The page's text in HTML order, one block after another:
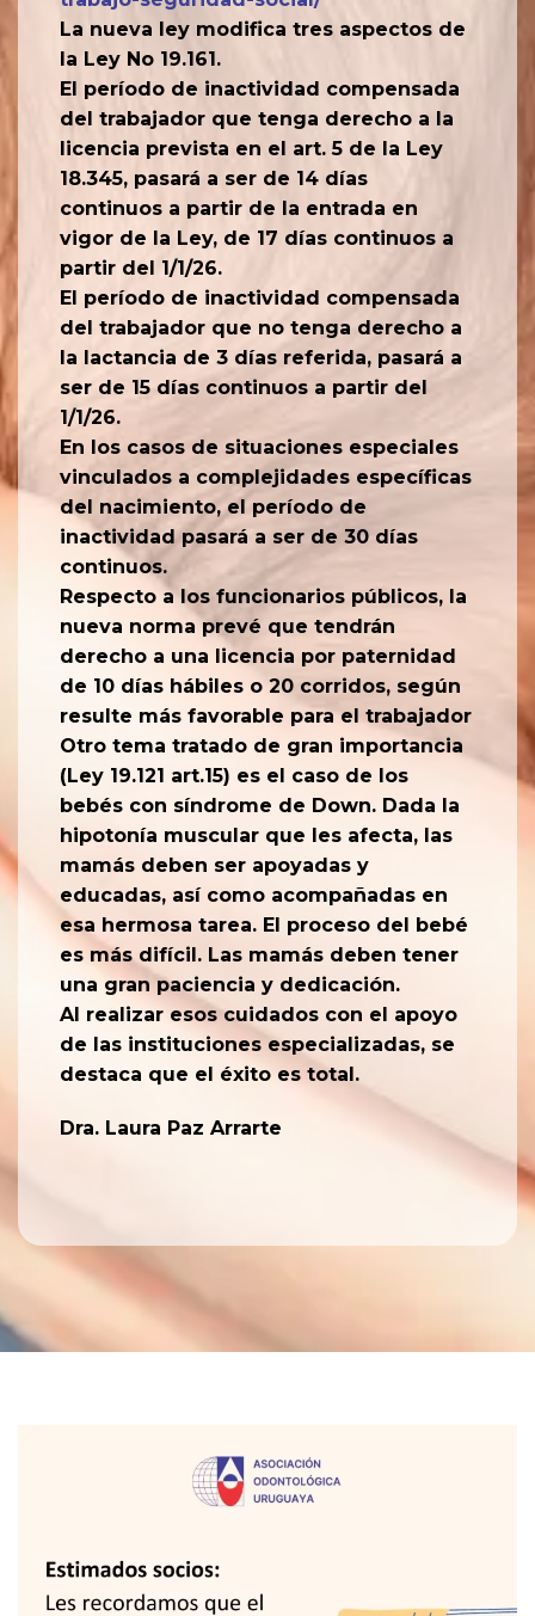
La nueva ley modifica tres aspectos de
la Ley No 19.161.
El período de inactividad compensada
del trabajador que tenga derecho a la
licencia prevista en el art. 5 de la Ley
18.345, pasará a ser de 14 días
continuos a partir de la entrada en
vigor de la Ley, de 17 días continuos a
partir del 1/1/26.
El período de inactividad compensada
del trabajador que no tenga derecho a
la lactancia de 3 días referida, pasará a
ser de 15 días continuos a partir del
1/1/26.
En los casos de situaciones especiales
vinculados a complejidades específicas
del nacimiento, el período de
inactividad pasará a ser de 30 días
continuos.
Respecto a los funcionarios públicos, la
nueva norma prevé que tendrán
derecho a una licencia por paternidad
de 10 días hábiles o 20 corridos, según
resulte más favorable para el trabajador
Otro tema tratado de gran importancia
(Ley 19.121 art.15) es el caso de los
bebés con síndrome de Down. Dada la
hipotonía muscular que les afecta, las
mamás deben ser apoyadas y
educadas, así como acompañadas en
esa hermosa tarea. El proceso del bebé
es más difícil. Las mamás deben tener
una gran paciencia y dedicación.
Al realizar esos cuidados con el apoyo
de las instituciones especializadas, se
destaca que el éxito es total.
Dra. Laura Paz Arrarte